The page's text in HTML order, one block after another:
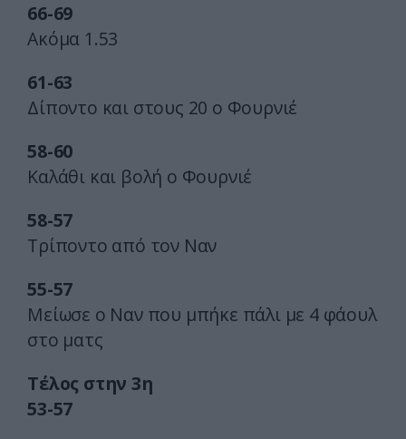
66-69
Ακόμα 1.53
61-63
Δίποντο και στους 20 ο Φουρνιέ
58-60
Καλάθι και βολή ο Φουρνιέ
58-57
Τρίποντο από τον Ναν
55-57
Μείωσε ο Ναν που μπήκε πάλι με 4 φάουλ
στο ματς
Τέλος στην 3η
53-57